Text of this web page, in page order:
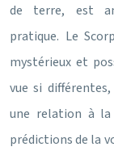
de terre, est
pratique. Le
mystérieux et
vue si
une relation à la
prédictions de la